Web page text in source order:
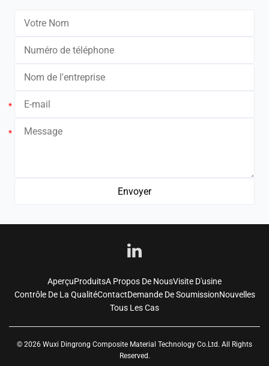
*
*
AperçuProduitsA Propos De NousVisite D'usine
Contrôle De La QualitéContactDemande De SoumissionNouvelles
Tous Les Cas
© 2026 Wuxi Dingrong Composite Material Technology Co.Ltd. All Rights
Reserved.